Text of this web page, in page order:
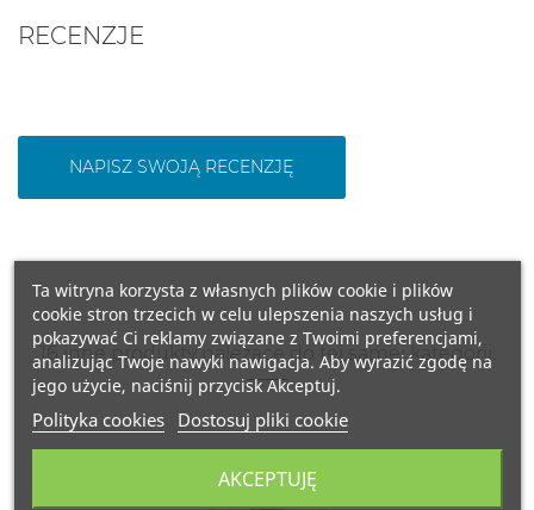
RECENZJE
NAPISZ SWOJĄ RECENZJĘ
16 inne produkty należące do tej samej kategorii:
Ta witryna korzysta z własnych plików cookie i plików
cookie stron trzecich w celu ulepszenia naszych usług i
pokazywać Ci reklamy związane z Twoimi preferencjami,
analizując Twoje nawyki nawigacja. Aby wyrazić zgodę na
jego użycie, naciśnij przycisk Akceptuj.
Polityka cookies Dostosuj pliki cookie
AKCEPTUJĘ